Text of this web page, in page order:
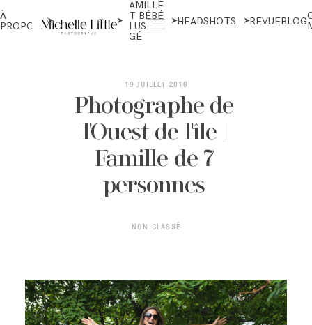
À
PROPOS
NÉS ET
MATERNITÉ
FAMILLE
ET BÉBÉ
PLUS
ÂGÉ
HEADSHOTS REVUEBLOG
19 JUILLET 2016
Photographe de
l'Ouest de l'île |
Famille de 7
personnes
NON CLASSÉ
ABOUT
NEWBORN & MATERNITY
FAMILY & OLDER BABY
REVIEWS